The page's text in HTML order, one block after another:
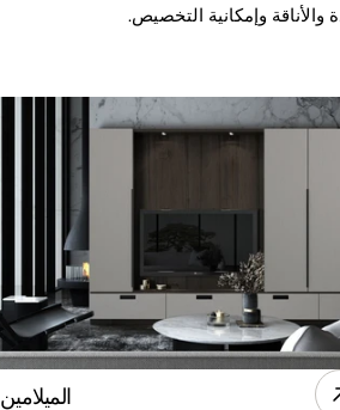
والأناقة وإمكانية التخصيص.
الميلامين